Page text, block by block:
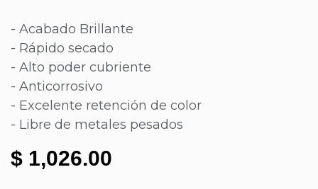
- Acabado Brillante
- Rápido secado
- Alto poder cubriente
- Anticorrosivo
- Excelente retención de color
- Libre de metales pesados
$ 1,026.00